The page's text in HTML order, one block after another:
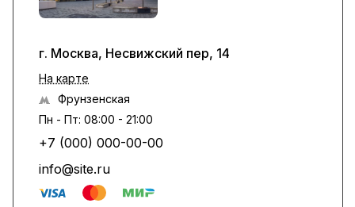
г. Москва, Несвижский пер, 14
На карте
Фрунзенская
Пн - Пт: 08:00 - 21:00
+7 (000) 000-00-00
info@site.ru